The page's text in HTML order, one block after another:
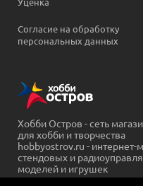
Согласие на обработку
персональных данных
Хобби Остров - сеть
для хобби и творчества
hobbyostrov.ru - интернет-
стендовых и
моделей и игрушек